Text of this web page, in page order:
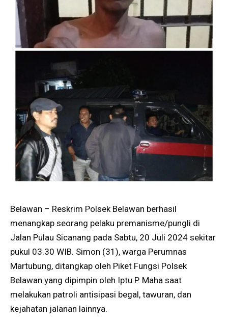
Belawan – Reskrim Polsek Belawan berhasil
menangkap seorang pelaku premanisme/pungli di
Jalan Pulau Sicanang pada Sabtu, 20 Juli 2024 sekitar
pukul 03.30 WIB. Simon (31), warga Perumnas
Martubung, ditangkap oleh Piket Fungsi Polsek
Belawan yang dipimpin oleh Iptu P. Maha saat
melakukan patroli antisipasi begal, tawuran, dan
kejahatan jalanan lainnya.